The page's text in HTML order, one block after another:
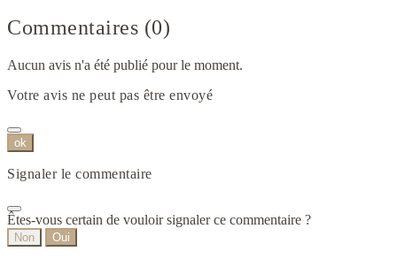
Commentaires (0)
Aucun avis n'a été publié pour le moment.
Votre avis ne peut pas être envoyé
ok
Signaler le commentaire
Êtes-vous certain de vouloir signaler ce commentaire ?
Non Oui